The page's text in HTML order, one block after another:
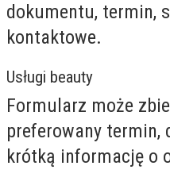
dokumentu, termin,
kontaktowe.
Usługi beauty
Formularz może
preferowany termin,
krótką informację o